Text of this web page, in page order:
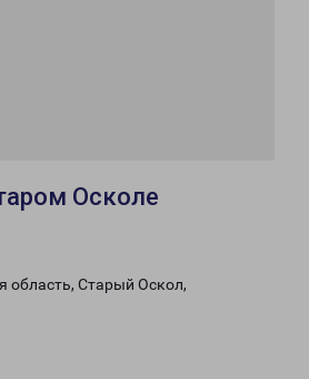
Осколе
область, Старый Оскол,